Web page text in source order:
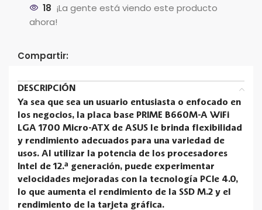
18 ¡La gente está viendo este producto
ahora!
Compartir:
DESCRIPCIÓN
Ya sea que sea un usuario entusiasta o enfocado en
los negocios, la placa base PRIME B660M-A WiFi
LGA 1700 Micro-ATX de ASUS le brinda flexibilidad
y rendimiento adecuados para una variedad de
usos. Al utilizar la potencia de los procesadores
Intel de 12.ª generación, puede experimentar
velocidades mejoradas con la tecnología PCIe 4.0,
lo que aumenta el rendimiento de la SSD M.2 y el
rendimiento de la tarjeta gráfica.